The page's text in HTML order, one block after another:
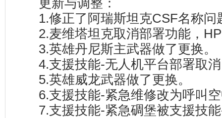
更新与调整：
1.修正了阿瑞斯坦克CSF名称问
2.麦维塔坦克取消部署功能，HP
3.英雄丹尼斯主武器做了更换。
4.支援技能-无人机平台部署取
5.英雄威龙武器做了更换。
6.支援技能-紧急维修改为呼叫空
7.支援技能-紧急碉堡被支援技能